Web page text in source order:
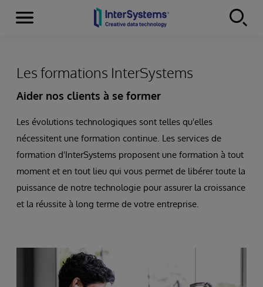
Skip to content
Menu
Les formations InterSystems
Aider nos clients à se former
Les évolutions technologiques sont telles qu'elles
nécessitent une formation continue. Les services de
formation d'InterSystems proposent une formation à tout
moment et en tout lieu qui vous permet de libérer toute la
puissance de notre technologie pour assurer la croissance
et la réussite à long terme de votre entreprise.